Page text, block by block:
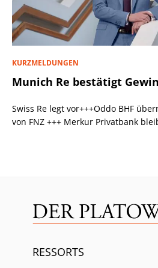
KURZMELDUNGEN
Munich Re bestätigt
Swiss Re legt vor+++Oddo BHF
von FNZ +++ Merkur Privatbank
RESSORTS